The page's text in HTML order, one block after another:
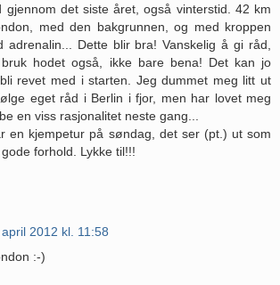
gjennom det siste året, også vinterstid. 42 km
med den bakgrunnen, og med kroppen
adrenalin... Dette blir bra! Vanskelig å gi råd,
hodet også, ikke bare bena! Det kan jo
revet med i starten. Jeg dummet meg litt ut
eget råd i Berlin i fjor, men har lovet meg
en viss rasjonalitet neste gang...
en kjempetur på søndag, det ser (pt.) ut som
forhold. Lykke til!!!
2012 kl. 11:58
:-)